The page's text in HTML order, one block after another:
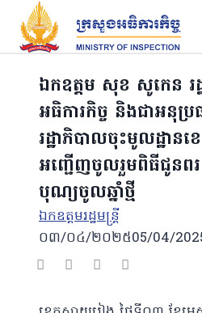
Skip
content
ឯកឧត្តម សុខ សូកេន រដ្
អធិការកិច្ច និងជាអនុប្រ
រដ្ឋាភិបាលចុះមូលដ្ឋានខ
អញ្ជើញចូលរួមពិធីជូនព
បុណ្យចូលឆ្នាំថ្មី
ឯកឧត្ដមរដ្ឋមន្ត្រី
០៣/០៤/២០២៥05/04/